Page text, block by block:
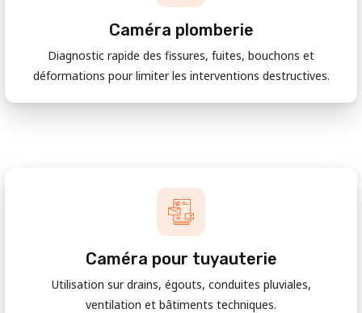
Caméra plomberie
Diagnostic rapide des fissures, fuites, bouchons et
déformations pour limiter les interventions destructives.
Caméra pour tuyauterie
Utilisation sur drains, égouts, conduites pluviales,
ventilation et bâtiments techniques.